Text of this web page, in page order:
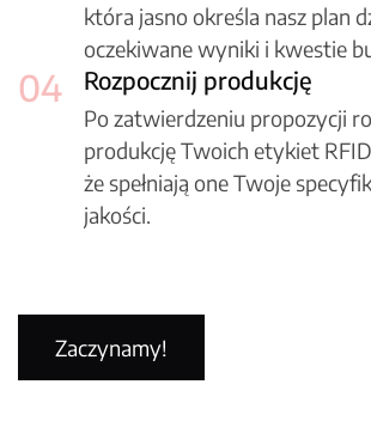
która jasno określa nasz plan
oczekiwane wyniki i kwestie
04 Rozpocznij produkcję
Po zatwierdzeniu propozycji
produkcję Twoich etykiet
że spełniają one Twoje
jakości.
Zaczynamy!